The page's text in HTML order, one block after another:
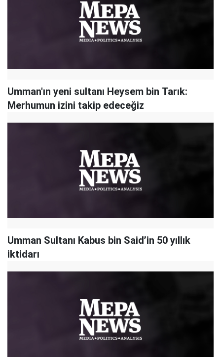
Umman'ın yeni sultanı Heysem bin Tarık:
Merhumun izini takip edeceğiz
Umman Sultanı Kabus bin Said’in 50 yıllık
iktidarı